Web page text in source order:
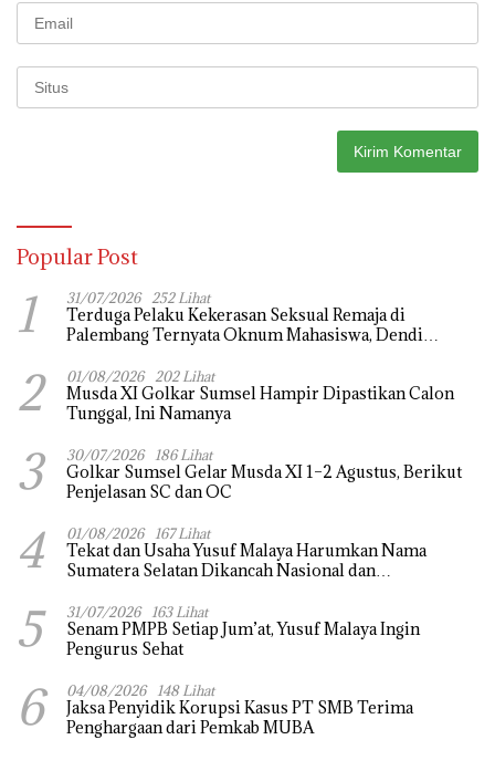
Popular Post
1 31/07/2026 252 Lihat
Terduga Pelaku Kekerasan Seksual Remaja di
Palembang Ternyata Oknum Mahasiswa, Dendi
2 01/08/2026 202 Lihat
Musda XI Golkar Sumsel Hampir Dipastikan Calon
Tunggal, Ini Namanya
3 30/07/2026 186 Lihat
Golkar Sumsel Gelar Musda XI 1–2 Agustus, Berikut
Penjelasan SC dan OC
4 01/08/2026 167 Lihat
Tekat dan Usaha Yusuf Malaya Harumkan Nama
Sumatera Selatan Dikancah Nasional dan
5 31/07/2026 163 Lihat
Senam PMPB Setiap Jum’at, Yusuf Malaya Ingin
Pengurus Sehat
6 04/08/2026 148 Lihat
Jaksa Penyidik Korupsi Kasus PT SMB Terima
Penghargaan dari Pemkab MUBA